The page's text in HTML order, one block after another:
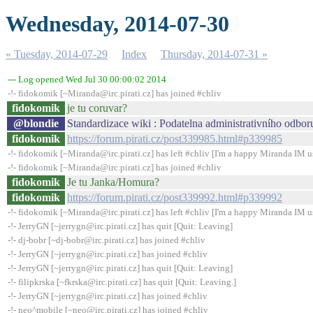
Wednesday, 2014-07-30
« Tuesday, 2014-07-29 Index Thursday, 2014-07-31 »
--- Log opened Wed Jul 30 00:00:02 2014
-!- fidokomik [~Miranda@irc.pirati.cz] has joined #chliv
fidokomik je tu coruvar?
@blondie
Standardizace wiki : Podatelna administrativního
fidokomik https://forum.pirati.cz/post339985.html#p339985
-!- fidokomik [~Miranda@irc.pirati.cz] has left #chliv [I'm a happy Miranda IM
-!- fidokomik [~Miranda@irc.pirati.cz] has joined #chliv
fidokomik Je tu Janka/Homura?
fidokomik https://forum.pirati.cz/post339992.html#p339992
-!- fidokomik [~Miranda@irc.pirati.cz] has left #chliv [I'm a happy Miranda IM
-!- JerryGN [~jerrygn@irc.pirati.cz] has quit [Quit: Leaving]
-!- dj-bobr [~dj-bobr@irc.pirati.cz] has joined #chliv
-!- JerryGN [~jerrygn@irc.pirati.cz] has joined #chliv
-!- JerryGN [~jerrygn@irc.pirati.cz] has quit [Quit: Leaving]
-!- filipkrska [~fkrska@irc.pirati.cz] has quit [Quit: Leaving.]
-!- JerryGN [~jerrygn@irc.pirati.cz] has joined #chliv
-!- neo^mobile [~neo@irc.pirati.cz] has joined #chliv